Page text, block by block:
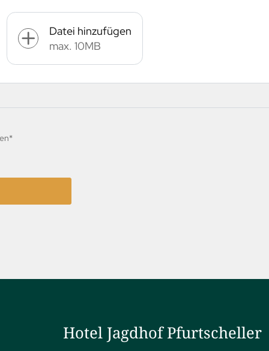
Datei hinzufügen
max. 10MB
Hotel Jagdhof Pfurtscheller